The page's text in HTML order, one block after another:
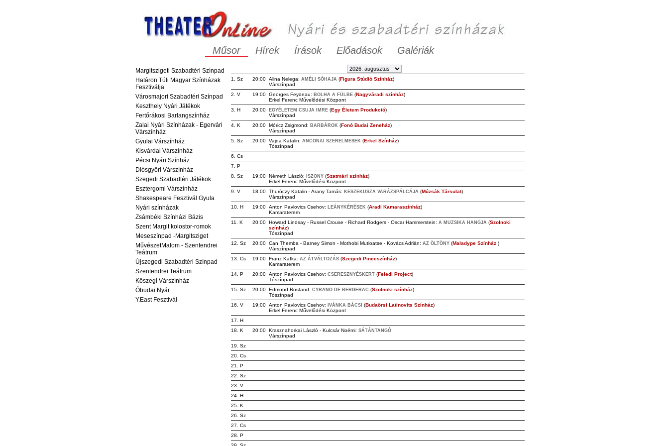
Műsor Hírek Írások Előadások Galériák
Margitszigeti Szabadtéri Színpad
Határon Túli Magyar Színházak
Fesztiválja
Városmajori Szabadtéri Színpad
Keszthely Nyári Játékok
Fertőrákosi Barlangszínház
Zalai Nyári Színházak - Egervári
Várszínház
Gyulai Várszínház
Kisvárdai Várszínház
Pécsi Nyári Színház
Diósgyőri Várszínház
Szegedi Szabadtéri Játékok
Esztergomi Várszínház
Shakespeare Fesztivál Gyula
Nyári színházak
Zsámbéki Színházi Bázis
Szent Margit kolostor-romok
Meseszínpad -Margitsziget
MűvészetMalom - Szentendrei
Teátrum
Újszegedi Szabadtéri Színpad
Szentendrei Teátrum
Kőszegi Várszínház
Óbudai Nyár
Y.East Fesztivál
1. Sz 20:00 Alina Nelega: AMÉLI SÓHAJA (Figura Stúdió Színház)
Várszínpad
2. V
19:00 Georges Feydeau: BOLHA A FÜLBE (Nagyváradi színház)
Erkel Ferenc Művelődési Központ
3. H
20:00 EGYÉLETEM CSUJA IMRE (Egy Életem Produkció)
Várszínpad
4. K
20:00 Móricz Zsigmond: BARBÁROK (Fonó Budai Zeneház)
Várszínpad
5. Sz
20:00 Vajda Katalin: ANCONAI SZERELMESEK (Erkel Színház)
Tószínpad
6. Cs
7. P
8. Sz
19:00 Németh László: ISZONY (Szatmári színház)
Erkel Ferenc Művelődési Központ
9. V
18:00 Thuróczy Katalin - Arany Tamás: KESZEKUSZA VARÁZSPÁLCÁJA (Múzsák Társulat)
Várszínpad
10. H
19:00 Anton Pavlovics Csehov: LEÁNYKÉRÉSEK (Aradi Kamaraszínház)
Kamaraterem
11. K
20:00 Howard Lindsay - Russel Crouse - Richard Rodgers - Oscar Hammerstein: A MUZSIKA HANGJA (Szolnoki
színház)
Tószínpad
12. Sz
20:00 Can Themba - Barney Simon - Mothobi Mutloatse - Kovács Adrián: AZ ÖLTÖNY (Maladype Színház )
Várszínpad
13. Cs
19:00 Franz Kafka: AZ ÁTVÁLTOZÁS (Szegedi Pinceszínház)
Kamaraterem
14. P
20:00 Anton Pavlovics Csehov: CSERESZNYÉSKERT (Feledi Project)
Tószínpad
15. Sz
20:00 Edmond Rostand: CYRANO DE BERGERAC (Szolnoki színház)
Tószínpad
16. V
19:00 Anton Pavlovics Csehov: IVÁNKA BÁCSI (Budaörsi Latinovits Színház)
Erkel Ferenc Művelődési Központ
17. H
18. K
20:00 Krasznahorkai László - Kulcsár Noémi: SÁTÁNTANGÓ
Várszínpad
19. Sz
20. Cs
21. P
22. Sz
23. V
24. H
25. K
26. Sz
27. Cs
28. P